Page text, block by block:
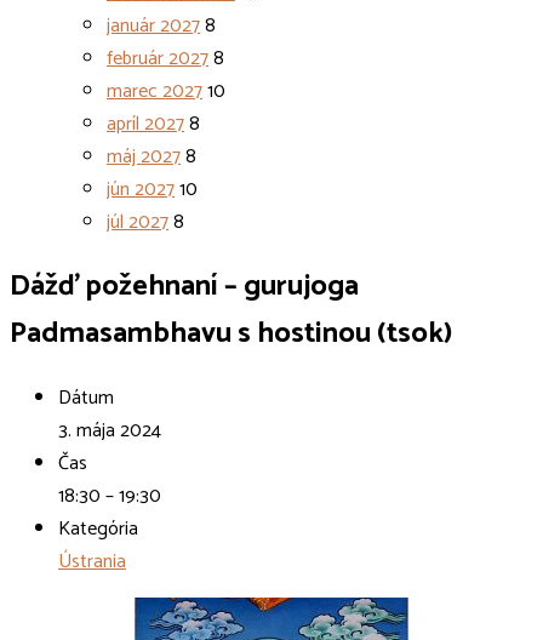
január 20278
február 20278
marec 202710
apríl 20278
máj 20278
jún 202710
júl 20278
Dážď požehnaní – gurujoga
Padmasambhavu s hostinou (tsok)
Dátum
3. mája 2024
Čas
18:30 – 19:30
Kategória
Ústrania